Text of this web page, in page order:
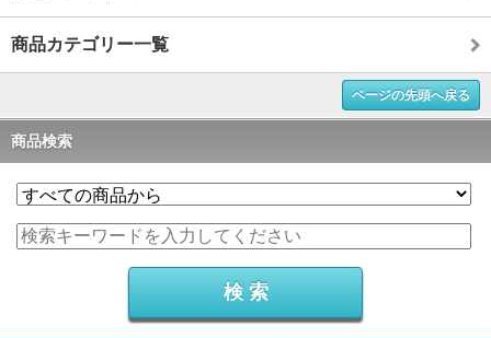
商品カテゴリー一覧
ページの先頭へ戻る
商品検索